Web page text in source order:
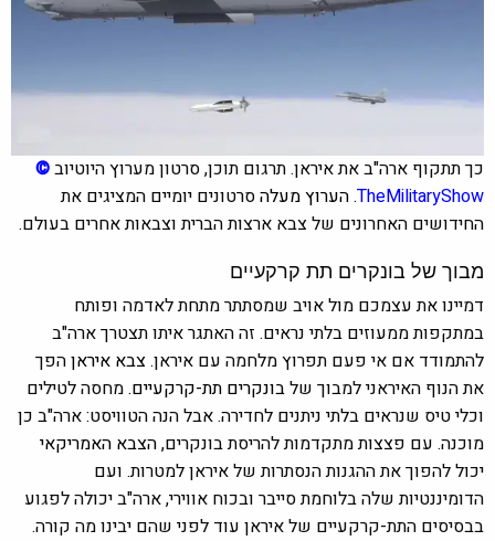
כך תתקוף ארה"ב את איראן. תרגום תוכן, סרטון מערוץ היוטיוב©
TheMilitaryShow. הערוץ מעלהסרטונים יומיים המציגים את
החידושים האחרונים של צבא ארצות הברית וצבאות אחרים בעולם.
מבוך של בונקרים תת קרקעיים
דמיינו את עצמכם מול אויב שמסתתר מתחת לאדמה ופותח
במתקפות ממעוזים בלתי נראים. זה האתגר איתו תצטרך ארה"ב
להתמודד אם אי פעם תפרוץ מלחמה עם איראן.צבא איראןהפך
את הנוף האיראני למבוך שלבונקרים תת-קרקעיים.מחסה לטילים
וכלי טיס שנראים בלתי ניתנים לחדירה. אבל הנה הטוויסט: ארה"ב כן
מוכנה. עם פצצות מתקדמות להריסת בונקרים,הצבא האמריקאי
יכול להפוך את ההגנות הנסתרות של איראן למטרות. ועם
הדומיננטיות שלה בלוחמת סייבר ובכוח אווירי, ארה"ב יכולה לפגוע
בבסיסים התת-קרקעיים של איראן עוד לפני שהם יבינו מה קורה.